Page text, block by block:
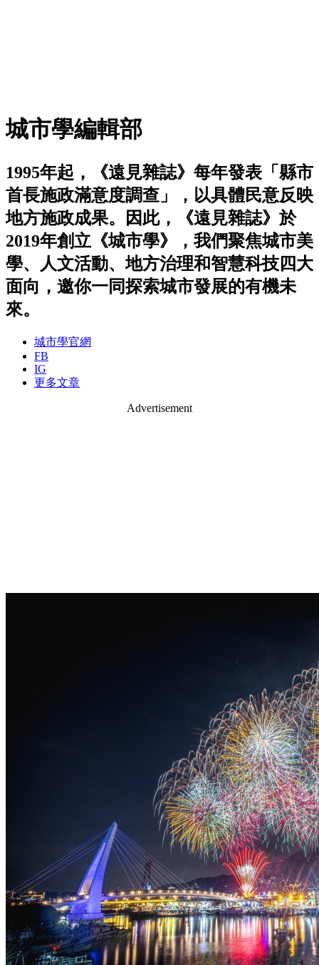
城市學編輯部
1995年起，《遠見雜誌》每年發表「縣市
首長施政滿意度調查」，以具體民意反映
地方施政成果。因此，《遠見雜誌》於
2019年創立《城市學》，我們聚焦城市美
學、人文活動、地方治理和智慧科技四大
面向，邀你一同探索城市發展的有機未
來。
城市學官網
FB
IG
更多文章
Advertisement